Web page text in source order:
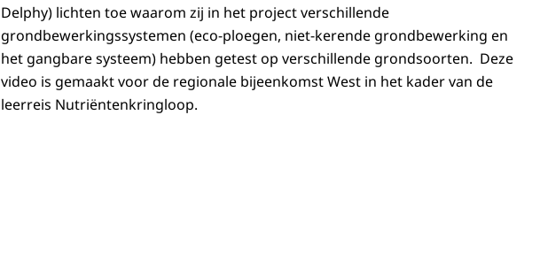
Delphy) lichten toe waarom zij in het project verschillende
grondbewerkingssystemen (eco-ploegen, niet-kerende grondbewerking en
het gangbare systeem) hebben getest op verschillende grondsoorten. Deze
video is gemaakt voor de regionale bijeenkomst West in het kader van de
leerreis Nutriëntenkringloop.